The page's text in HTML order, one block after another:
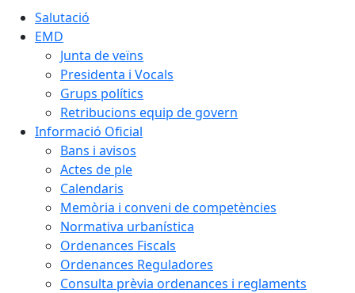
Salutació
EMD
Junta de veïns
Presidenta i Vocals
Grups polítics
Retribucions equip de govern
Informació Oficial
Bans i avisos
Actes de ple
Calendaris
Memòria i conveni de competències
Normativa urbanística
Ordenances Fiscals
Ordenances Reguladores
Consulta prèvia ordenances i reglaments